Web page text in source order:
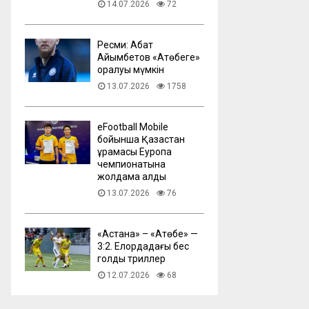
14.07.2026 72
Ресми: Абат
Айымбетов «Ақтөбеге»
оралуы мүмкін
13.07.2026 1758
eFootball Mobile
бойынша Қазақстан
құрамасы Еуропа
чемпионатына
жолдама алды
13.07.2026 76
​«Астана» – «Ақтөбе» —
3:2. Елордадағы бес
голдық триллер
12.07.2026 68